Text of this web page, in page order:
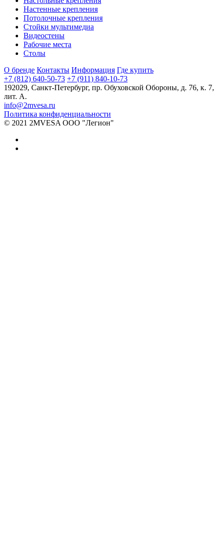
Настенные крепления
Потолочные крепления
Стойки мультимедиа
Видеостены
Рабочие места
Столы
О бренде Контакты Информация Где купить
+7 (812) 640-50-73 +7 (911) 840-10-73
192029, Санкт-Петербург, пр. Обуховской Обороны, д. 76, к. 7,
лит. А.
info@2mvesa.ru
Политика конфиденциальности
© 2021 2MVESA ООО "Легион"